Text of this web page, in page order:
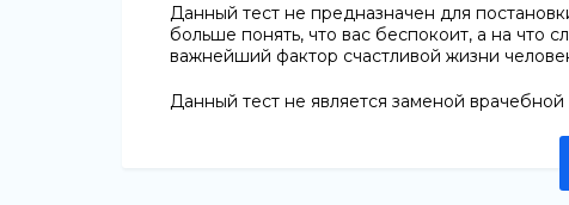
Данный тест не предназначен для
больше понять, что вас беспокоит, а на что
важнейший фактор счастливой жизни
Данный тест не является заменой врачебной